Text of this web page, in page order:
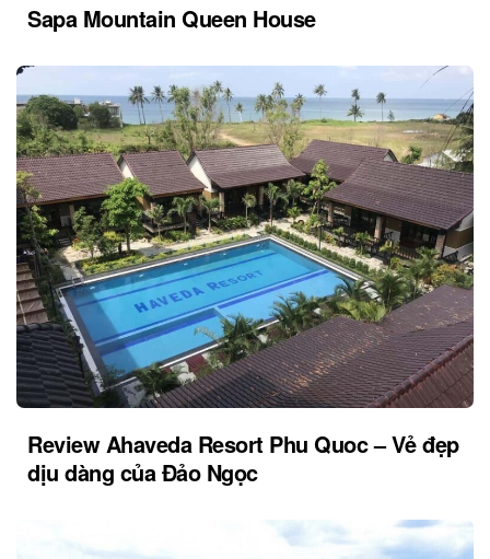
Sapa Mountain Queen House
Review Ahaveda Resort Phu Quoc – Vẻ đẹp
dịu dàng của Đảo Ngọc